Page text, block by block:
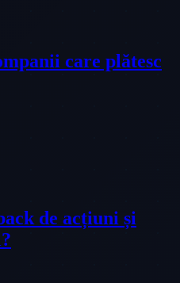
care plătesc
de acțiuni și